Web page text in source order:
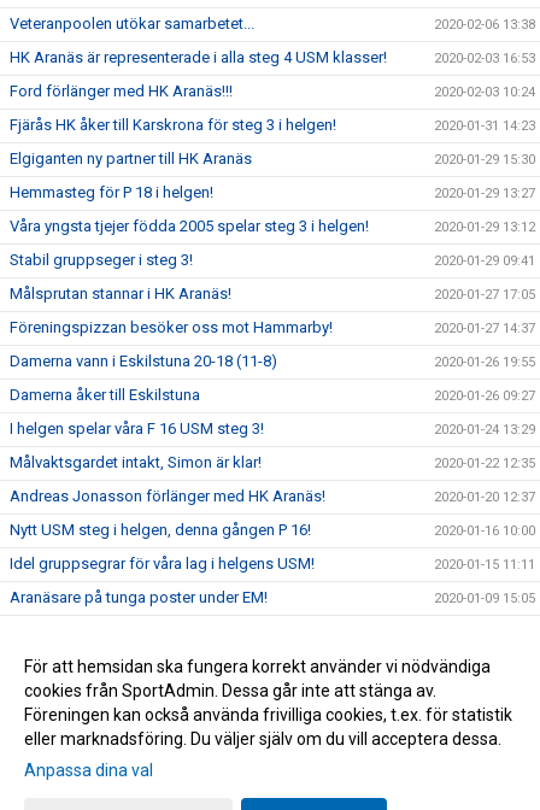
Veteranpoolen utökar samarbetet... 2020-02-06 13:38
HK Aranäs är representerade i alla steg 4 USM klasser! 2020-02-03 16:53
Ford förlänger med HK Aranäs!!! 2020-02-03 10:24
Fjärås HK åker till Karskrona för steg 3 i helgen! 2020-01-31 14:23
Elgiganten ny partner till HK Aranäs 2020-01-29 15:30
Hemmasteg för P 18 i helgen! 2020-01-29 13:27
Våra yngsta tjejer födda 2005 spelar steg 3 i helgen! 2020-01-29 13:12
Stabil gruppseger i steg 3! 2020-01-29 09:41
Målsprutan stannar i HK Aranäs! 2020-01-27 17:05
Föreningspizzan besöker oss mot Hammarby! 2020-01-27 14:37
Damerna vann i Eskilstuna 20-18 (11-8) 2020-01-26 19:55
Damerna åker till Eskilstuna 2020-01-26 09:27
I helgen spelar våra F 16 USM steg 3! 2020-01-24 13:29
Målvaktsgardet intakt, Simon är klar! 2020-01-22 12:35
Andreas Jonasson förlänger med HK Aranäs! 2020-01-20 12:37
Nytt USM steg i helgen, denna gången P 16! 2020-01-16 10:00
Idel gruppsegrar för våra lag i helgens USM! 2020-01-15 11:11
Aranäsare på tunga poster under EM! 2020-01-09 15:05
Fyll Lillekärrshallen med Aranäsare! 2019-11-28 11:03
2019-11-26 19:29
Gå till Webbversion
För att hemsidan ska fungera korrekt använder vi nödvändiga
cookies från SportAdmin. Dessa går inte att stänga av.
Föreningen kan också använda frivilliga cookies, t.ex. för statistik
eller marknadsföring. Du väljer själv om du vill acceptera dessa.
Anpassa dina val